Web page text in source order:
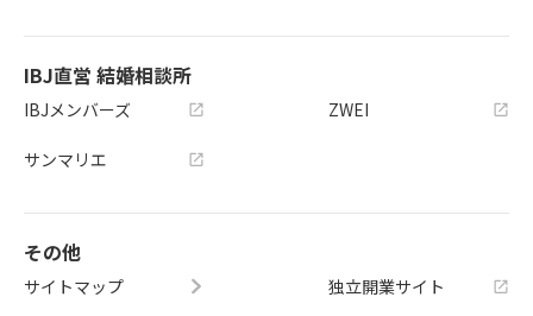
IBJ直営 結婚相談所
IBJメンバーズ
サンマリエ
ZWEI
その他
サイトマップ
独立開業サイト